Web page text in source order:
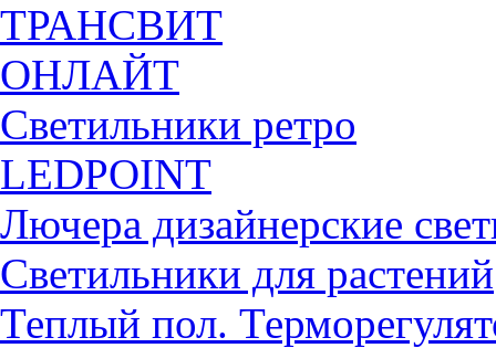
ТРАНСВИТ
ОНЛАЙТ
Светильники ретро
LEDPOINT
Лючера дизайнерские
Светильники для растений
Теплый пол.